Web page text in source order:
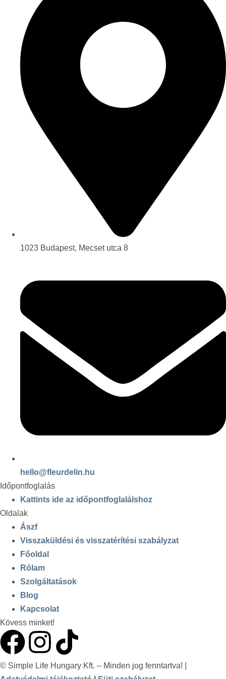
1023 Budapest, Mecset utca 8
hello@fleurdelin.hu
Időpontfoglalás
Kattints ide az időpontfoglalálshoz
Oldalak
Ászf
Visszaküldési és visszatérítési szabályzat
Főoldal
Rólam
Szolgáltatások
Blog
Kapcsolat
Kövess minket!
© Simple Life Hungary Kft. – Minden jog fenntartva! |